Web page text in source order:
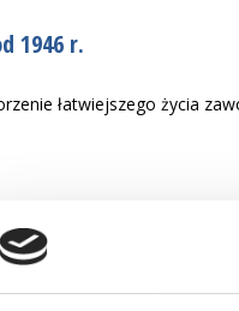
1946 r.
łatwiejszego życia